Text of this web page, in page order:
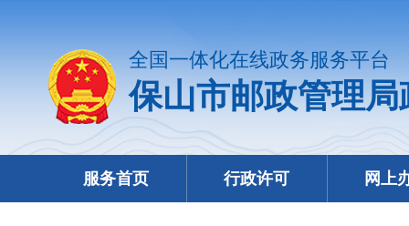
全国一体化在线政务服务平台
保山市邮政管理
服务首页 行政许可 网上